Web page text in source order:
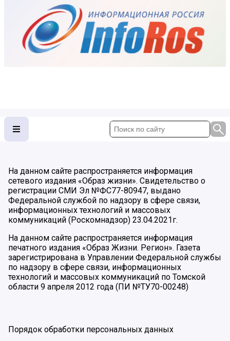
На данном сайте распространяется информация
сетевого издания «Образ жизни». Свидетельство о
регистрации СМИ Эл №ФС77-80947, выдано
Федеральной службой по надзору в сфере связи,
информационных технологий и массовых
коммуникаций (Роскомнадзор) 23.04.2021г.
На данном сайте распространяется информация
печатного издания «Образ Жизни. Регион». Газета
зарегистрирована в Управлении Федеральной службы
по надзору в сфере связи, информационных
технологий и массовых коммуникаций по Томской
области 9 апреля 2012 года (ПИ №ТУ70-00248)
Порядок обработки персональных данных